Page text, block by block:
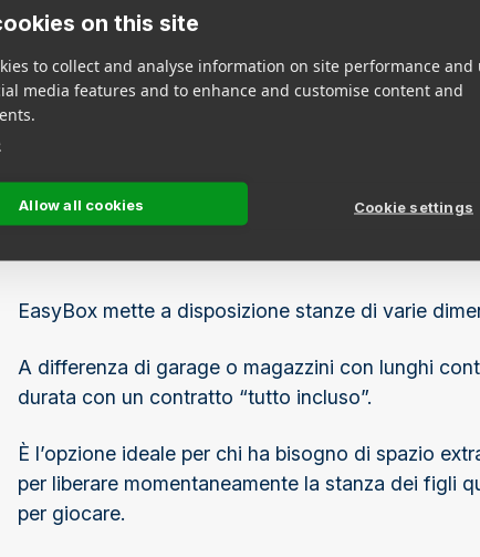
on this site
to collect and analyse information on site performance and
media features and to enhance and customise content and
Allow all cookies Cookie settings
Accesso comodo
I nostri spazi self storage sono accessibili, 7
Una soluzione su
EasyBox mette a disposizione stanze di varie
A differenza di garage o magazzini con lunghi
durata con un contratto “tutto incluso”.
È l’opzione ideale per chi ha bisogno di spazio
per liberare momentaneamente la stanza dei figli
per giocare.